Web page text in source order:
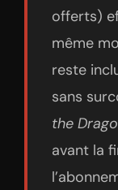
offerts)
même
reste
sans
the
avant la